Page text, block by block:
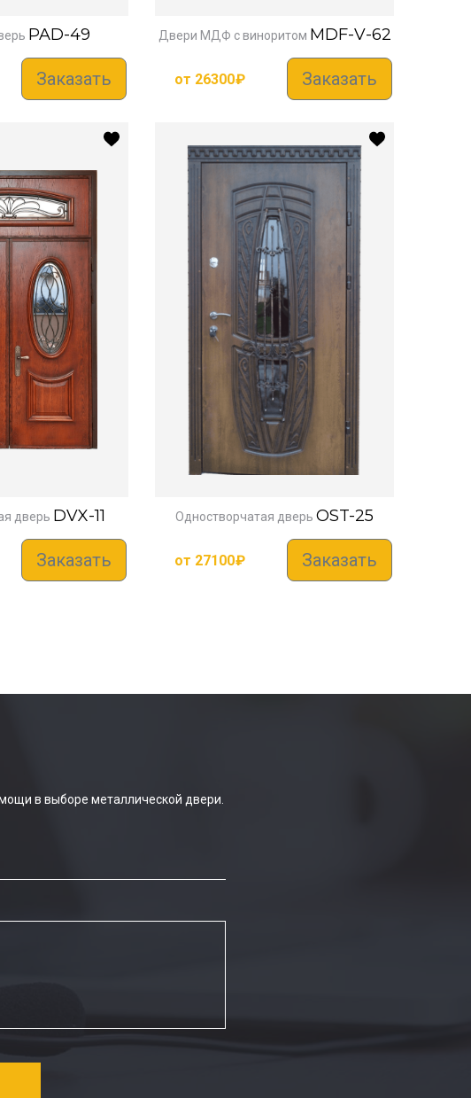
PAD-49
Заказать
Двери МДФ с виноритом MDF-V-62
от 26300₽ Заказать
дверь DVX-11
Заказать
Одностворчатая дверь OST-25
от 27100₽ Заказать
в выборе металлической двери.